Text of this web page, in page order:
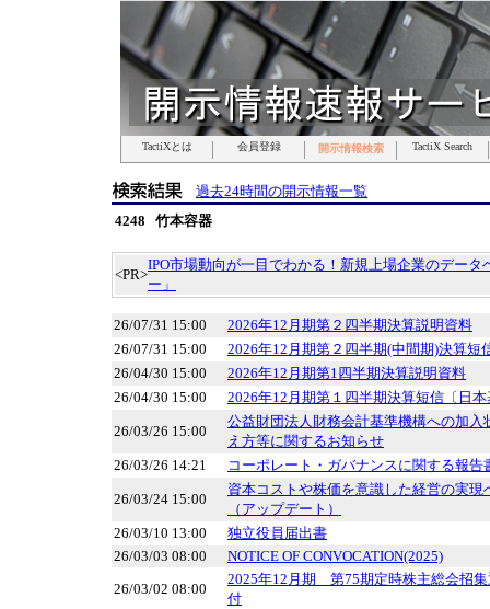
TactiXとは 会員登録 開示情報検索 TactiX Search
TactiXとは 会員登録 開示情報検索 TactiX Search
TactiXとは 会員登録 開示情報検索 TactiX Search
TactiXとは 会員登録 開示情報検索 TactiX Search
TactiXとは 会員登録 開示情報検索 TactiX Search
TactiXとは 会員登録 開示情報検索 TactiX Search
TactiXとは 会員登録 開示情報検索 TactiX Search
過去24時間の開示情報一覧
4248 竹本容器
<PR>
IPO市場動向が一目でわかる！新規上場企業のデータ
ー」
26/07/31 15:00
2026年12月期第２四半期決算説明資料
26/07/31 15:00
2026年12月期第２四半期(中間期)決算短
26/04/30 15:00
2026年12月期第1四半期決算説明資料
26/04/30 15:00
2026年12月期第１四半期決算短信〔日
26/03/26 15:00
公益財団法人財務会計基準機構への加入
え方等に関するお知らせ
26/03/26 14:21
コーポレート・ガバナンスに関する報告
26/03/24 15:00
資本コストや株価を意識した経営の実現
（アップデート）
26/03/10 13:00
独立役員届出書
26/03/03 08:00
NOTICE OF CONVOCATION(2025)
26/03/02 08:00
2025年12月期 第75期定時株主総会招
付